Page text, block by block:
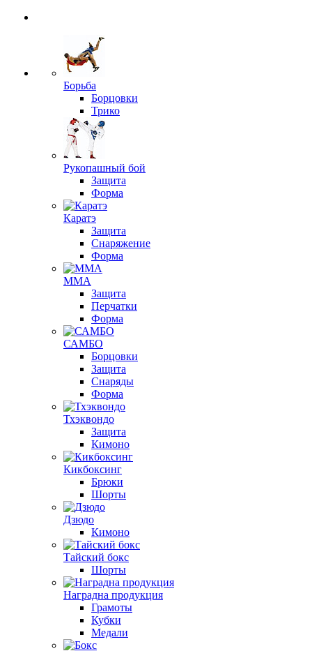
Борьба
Борцовки
Трико
Рукопашный бой
Защита
Форма
Каратэ
Защита
Снаряжение
Форма
ММА
Защита
Перчатки
Форма
САМБО
Борцовки
Защита
Снаряды
Форма
Тхэквондо
Защита
Кимоно
Кикбоксинг
Брюки
Шорты
Дзюдо
Кимоно
Тайский бокс
Шорты
Наградна продукция
Грамоты
Кубки
Медали